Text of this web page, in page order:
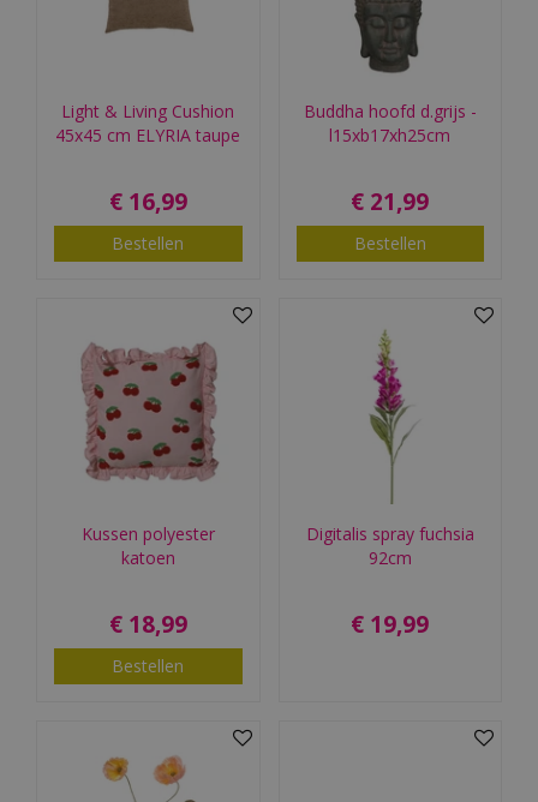
Light & Living Cushion
45x45 cm ELYRIA taupe
€ 16,99
Bestellen
Buddha hoofd d.grijs -
l15xb17xh25cm
€ 21,99
Bestellen
Kussen polyester
katoen
€ 18,99
Bestellen
Digitalis spray fuchsia
92cm
€ 19,99